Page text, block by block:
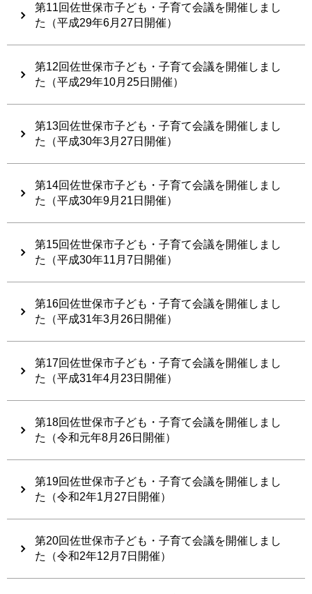
第11回佐世保市子ども・子育て会議を開催しまし
た（平成29年6月27日開催）
第12回佐世保市子ども・子育て会議を開催しまし
た（平成29年10月25日開催）
第13回佐世保市子ども・子育て会議を開催しまし
た（平成30年3月27日開催）
第14回佐世保市子ども・子育て会議を開催しまし
た（平成30年9月21日開催）
第15回佐世保市子ども・子育て会議を開催しまし
た（平成30年11月7日開催）
第16回佐世保市子ども・子育て会議を開催しまし
た（平成31年3月26日開催）
第17回佐世保市子ども・子育て会議を開催しまし
た（平成31年4月23日開催）
第18回佐世保市子ども・子育て会議を開催しまし
た（令和元年8月26日開催）
第19回佐世保市子ども・子育て会議を開催しまし
た（令和2年1月27日開催）
第20回佐世保市子ども・子育て会議を開催しまし
た（令和2年12月7日開催）